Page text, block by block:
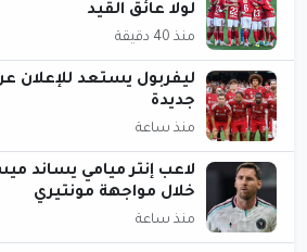
لولا عائق القيد
منذ 40 دقيقة
ليفربول يستعد للإعلان
جديدة
منذ ساعة
لاعب إنتر ميامي يساند
خلال مواجهة مونتيري
منذ ساعة